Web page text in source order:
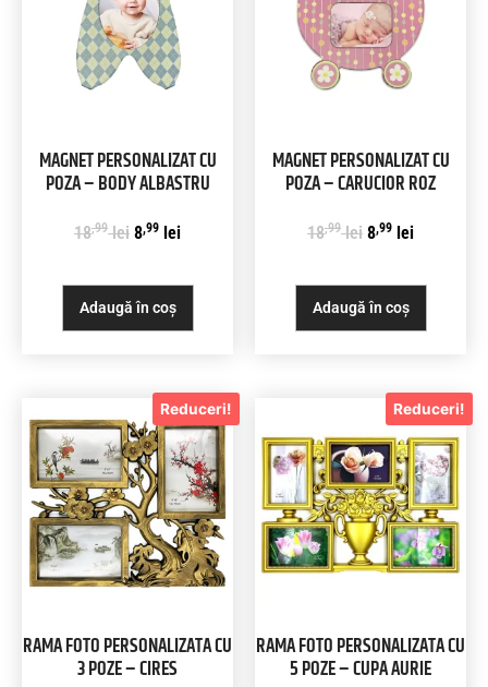
MAGNET PERSONALIZAT CU
POZA – BODY ALBASTRU
18,99 lei 8,99 lei
Adaugă în coș
MAGNET PERSONALIZAT CU
POZA – CARUCIOR ROZ
18,99 lei 8,99 lei
Adaugă în coș
Reduceri!
RAMA FOTO PERSONALIZATA CU
3 POZE – CIRES
Reduceri!
RAMA FOTO PERSONALIZATA CU
5 POZE – CUPA AURIE